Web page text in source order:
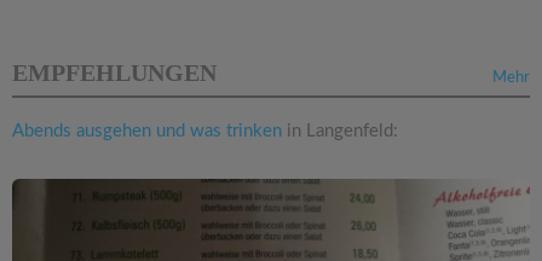
Mehr
EMPFEHLUNGEN
Abends ausgehen und was trinken in Langenfeld: